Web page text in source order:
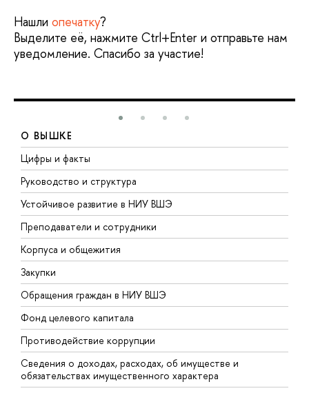
Нашли опечатку?
Выделите её, нажмите Ctrl+Enter и отправьте нам
уведомление. Спасибо за участие!
О ВЫШКЕ
Цифры и факты
Руководство и структура
Устойчивое развитие в НИУ ВШЭ
Преподаватели и сотрудники
Корпуса и общежития
Закупки
Обращения граждан в НИУ ВШЭ
Фонд целевого капитала
Противодействие коррупции
Сведения о доходах, расходах, об имуществе и
обязательствах имущественного характера